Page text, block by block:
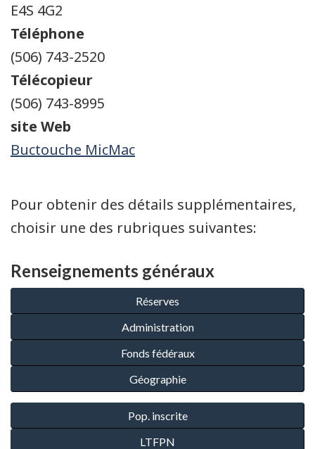
E4S 4G2
Téléphone
(506) 743-2520
Télécopieur
(506) 743-8995
site Web
Buctouche MicMac
Pour obtenir des détails supplémentaires,
choisir une des rubriques suivantes:
Renseignements généraux